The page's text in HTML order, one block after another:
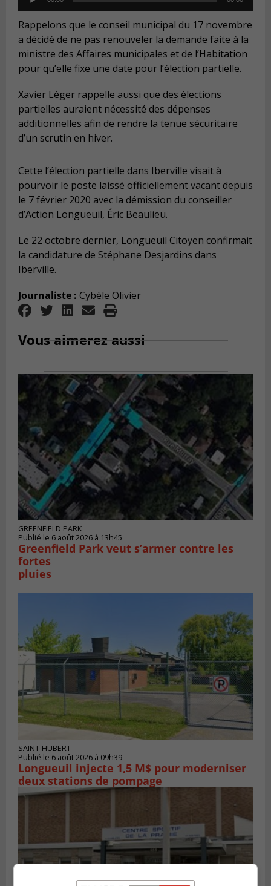
Player
Rappelons que le conseil municipal du 17 novembre
a décidé de ne pas renouveler la demande faite à la
ministre des Affaires municipales et de l’Habitation
pour qu’elle fixe une date pour l’élection partielle.
Xavier Léger rappelle aussi que des élections
partielles auraient nécessité des dépenses
additionnelles afin de rendre la tenue sécuritaire
d’un scrutin en hiver.
Cette l’élection partielle dans Iberville visait à
pourvoir le poste laissé officiellement vacant depuis
le 7 février 2020 avec la démission du conseiller
d’Action Longueuil, Éric Beaulieu.
Le 22 octobre dernier, Longueuil Citoyen confirmait
la candidature de Stéphane Desjardins dans
Iberville.
Journaliste : Cybèle Olivier
Vous aimerez aussi
GREENFIELD PARK
Publié le 6 août 2026 à 13h45
Greenfield Park veut s’armer contre les
fortes
pluies
SAINT-HUBERT
Publié le 6 août 2026 à 09h39
Longueuil injecte 1,5 M$ pour moderniser
deux stations de pompage